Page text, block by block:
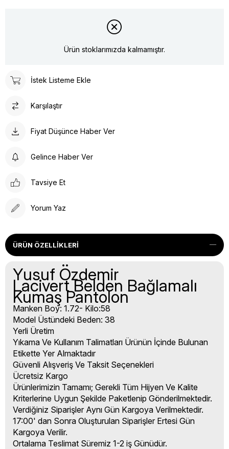
Ürün stoklarımızda kalmamıştır.
İstek Listeme Ekle
Karşılaştır
Fiyat Düşünce Haber Ver
Gelince Haber Ver
Tavsiye Et
Yorum Yaz
ÜRÜN ÖZELLIKLERI
Yusuf Özdemir
Lacivert Belden Bağlamalı
Kumaş Pantolon
Manken Boy: 1.72- Kilo:58
Model Üstündeki Beden: 38
Yerli Üretim
Yıkama Ve Kullanım Talimatları Ürünün İçinde Bulunan
Etikette Yer Almaktadır
Güvenli Alışveriş Ve Taksit Seçenekleri
Ücretsiz Kargo
Ürünlerimizin Tamamı; Gerekli Tüm Hijyen Ve Kalite
Kriterlerine Uygun Şekilde Paketlenip Gönderilmektedir.
Verdiğiniz Siparişler Aynı Gün Kargoya Verilmektedir.
17:00' dan Sonra Oluşturulan Siparişler Ertesi Gün
Kargoya Verilir.
Ortalama Teslimat Süremiz 1-2 iş Günüdür.